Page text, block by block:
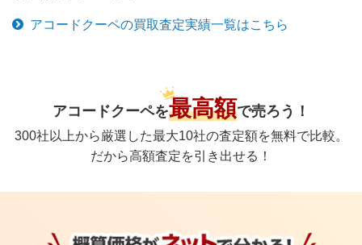
アコードクーペの買取査定実績一覧はこちら
アコードクーペを最高額で売ろう！
300社以上から厳選した最大10社の査定額を無料で比較。
だから高額査定を引き出せる！